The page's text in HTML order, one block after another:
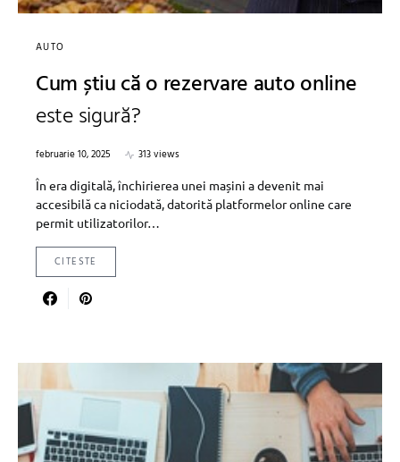
AUTO
Cum știu că o rezervare auto online
este sigură?
februarie 10, 2025
313 views
În era digitală, închirierea unei mașini a devenit mai
accesibilă ca niciodată, datorită platformelor online care
permit utilizatorilor…
CITESTE